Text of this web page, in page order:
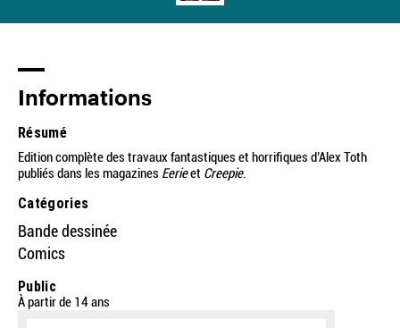
Informations
Résumé
Edition complète des travaux fantastiques et horrifiques d’Alex Toth
publiés dans les magazines Eerieet Creepie.
Catégories
Bande dessinée
Comics
Public
À partir de 14 ans